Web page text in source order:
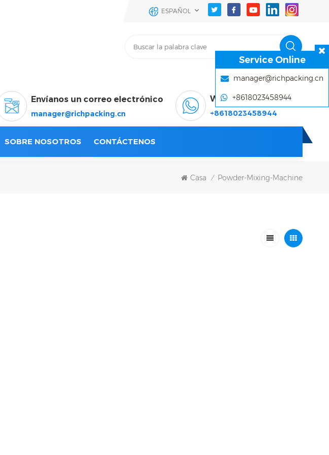
ESPAÑOL
Envíanos un correo electrónico
manager@richpacking.cn
WhatsApp & Wechat
+8618023458944
SOBRE NOSOTROS CONTÁCTENOS
Casa / Powder-Mixing-Machine
Service Online
manager@richpacking.cn
+8618023458944